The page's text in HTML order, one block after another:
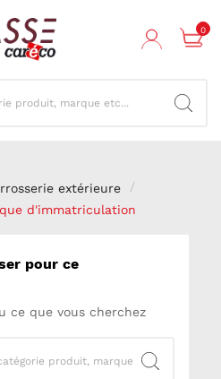
0
extérieure
d'immatriculation
pour ce
ce que vous cherchez